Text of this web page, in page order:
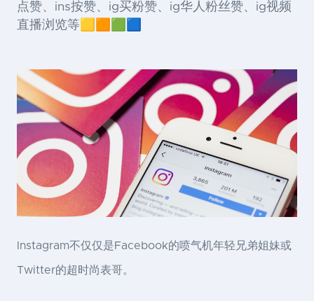
点赞、ins按赞、ig买粉赞、ig华人粉丝赞、ig视频
直播浏览等🟨🟧🟩🟦
Instagram不仅仅是Facebook的喷气机年轻兄弟姐妹或
Twitter的超时尚表哥。